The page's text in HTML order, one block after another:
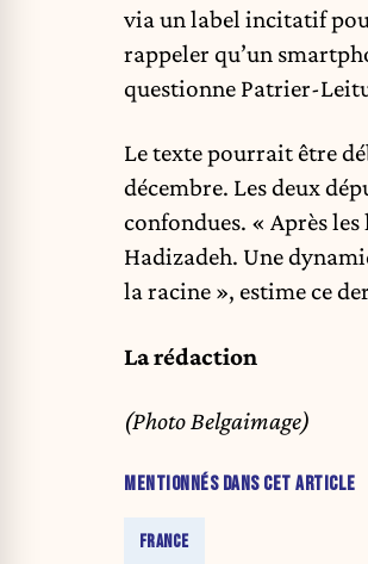
via un label incitatif
rappeler qu’un
questionne Patrier-
Le texte pourrait être
décembre. Les deux
confondues. « Après
Hadizadeh. Une
la racine », estime ce
La rédaction
(Photo Belgaimage)
MENTIONNÉS DANS CET ARTICLE
FRANCE